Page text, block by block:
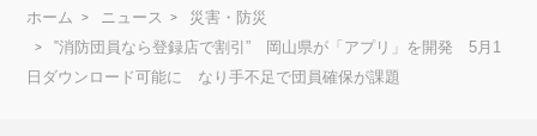
ホーム ニュース
災害・防災
‟消防団員なら登録店で割引” 岡山県が「アプリ」を開発 5月1
日ダウンロード可能に なり手不足で団員確保が課題